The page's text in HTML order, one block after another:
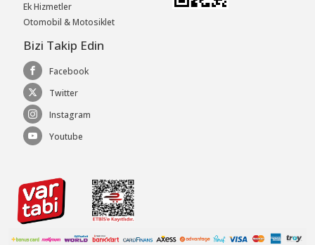
Ek Hizmetler
Otomobil & Motosiklet
Bizi Takip Edin
Facebook
Twitter
Instagram
Youtube